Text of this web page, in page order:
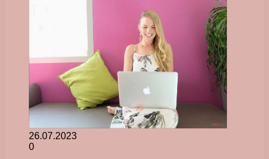
26.07.2023
0